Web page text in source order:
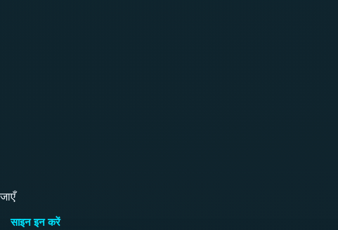
जाएँ
साइन इन करें